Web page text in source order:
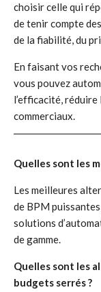
choisir celle qui
de tenir compte
de la fiabilité, du
En faisant vos
vous pouvez
l’efficacité,
commerciaux.
Quelles sont les
Les meilleures
de BPM
solutions
de gamme.
Quelles sont les
budgets serrés ?